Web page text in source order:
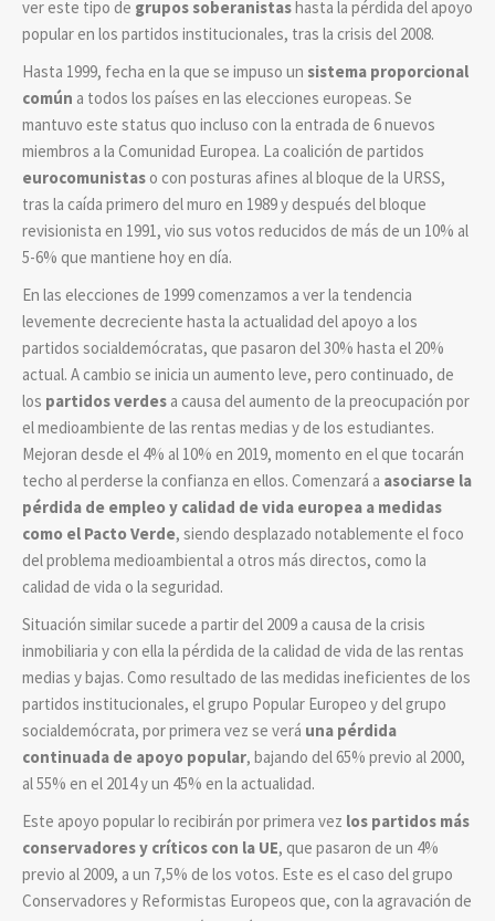
ver este tipo de grupos soberanistashasta la pérdida del apoyo
popular en los partidos institucionales, tras la crisis del 2008.
Hasta 1999, fecha en la que se impuso un sistema proporcional
común a todos los países en las elecciones europeas. Se
mantuvo este status quo incluso con la entrada de 6 nuevos
miembros a la Comunidad Europea. La coalición de partidos
eurocomunistaso con posturas afines al bloque de la URSS,
tras la caída primero del muro en 1989 y después del bloque
revisionista en 1991, vio sus votos reducidos de más de un 10% al
5-6% que mantiene hoy en día.
En las elecciones de 1999 comenzamos a ver la tendencia
levemente decreciente hasta la actualidad del apoyo a los
partidos socialdemócratas, que pasaron del 30% hasta el 20%
actual. A cambio se inicia un aumento leve, pero continuado, de
los partidos verdes a causa del aumento de la preocupación por
el medioambiente de las rentas medias y de los estudiantes.
Mejoran desde el 4% al 10% en 2019, momento en el que tocarán
techo al perderse la confianza en ellos. Comenzará a asociarse la
pérdida de empleo y calidad de vida europea a medidas
como el Pacto Verde, siendo desplazado notablemente el foco
del problema medioambiental a otros más directos, como la
calidad de vida o la seguridad.
Situación similar sucede a partir del 2009 a causa de la crisis
inmobiliaria y con ella la pérdida de la calidad de vida de las rentas
medias y bajas. Como resultado de las medidas ineficientes de los
partidos institucionales, el grupo Popular Europeo y del grupo
socialdemócrata, por primera vez se verá una pérdida
continuada de apoyo popular, bajando del 65% previo al 2000,
al 55% en el 2014 y un 45% en la actualidad.
Este apoyo popular lo recibirán por primera vez los partidos más
conservadores y críticos con la UE, que pasaron de un 4%
previo al 2009, a un 7,5% de los votos. Este es el caso del grupo
Conservadores y Reformistas Europeos que, con la agravación de